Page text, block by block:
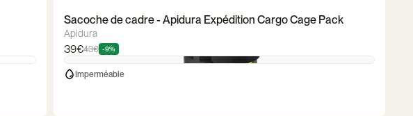
Sacoche de cadre - Apidura Expédition Cargo Cage Pack
Apidura
39€43€ -9%
Imperméable